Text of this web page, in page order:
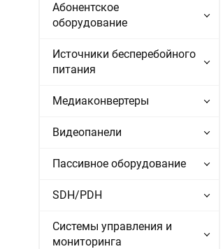
Абонентское
оборудование
Источники бесперебойного
питания
Медиаконвертеры
Видеопанели
Пассивное оборудование
SDH/PDH
Системы управления и
мониторинга